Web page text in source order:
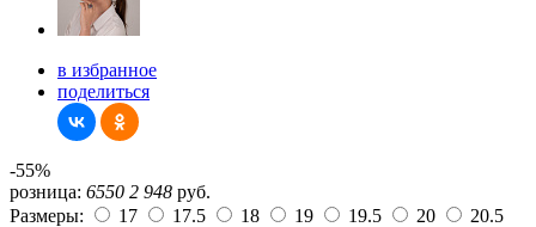
в избранное
поделиться
-55%
розница: 6550 2 948 руб.
Размеры:
17 17.5 18 19 19.5 20
20.5